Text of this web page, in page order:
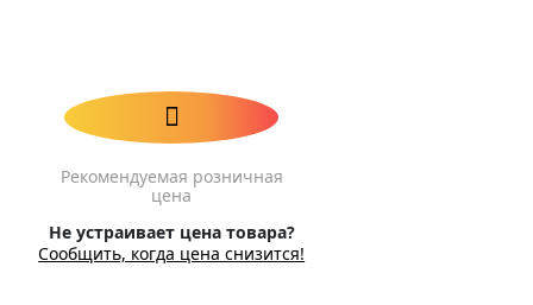
Рекомендуемая розничная
цена
Не устраивает цена товара?
Сообщить, когда цена снизится!